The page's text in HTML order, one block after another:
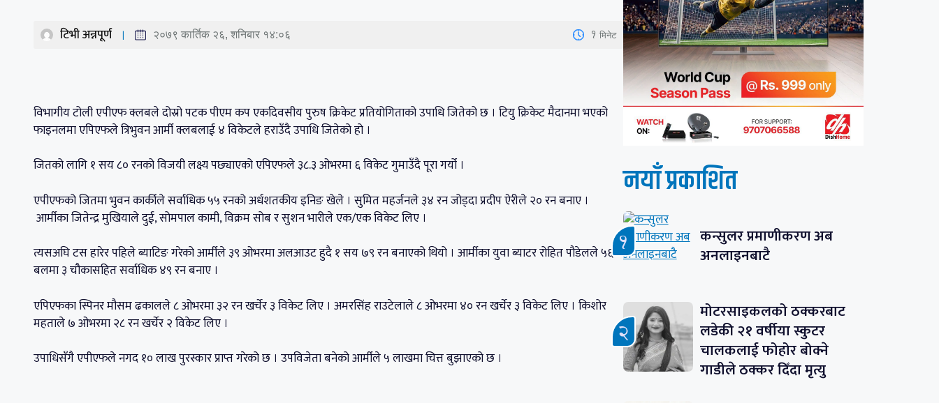
टिभी अन्नपूर्ण २०७९ कार्तिक २६, शनिबार १४:०६ 1 मिनेट
विभागीय टोली एपीएफ क्लबले दोस्रो पटक पीएम कप एकदिवसीय पुरुष क्रिकेट प्रतियोगिताको उपाधि जितेको छ । टियु क्रिकेट मैदानमा भएको
फाइनलमा एपिएफले त्रिभुवन आर्मी क्लबलाई ४ विकेटले हराउँदै उपाधि जितेको हो ।
जितको लागि १ सय ८० रनको विजयी लक्ष्य पछ्याएको एपिएफले ३८.३ ओभरमा ६ विकेट गुमाउँदै पूरा गर्यो ।
एपीएफको जितमा भुवन कार्कीले सर्वाधिक ५५ रनको अर्धशतकीय इनिङ खेले । सुमित महर्जनले ३४ रन जोड्दा प्रदीप ऐरीले २० रन बनाए ।
आर्मीका जितेन्द्र मुखियाले दुई, सोमपाल कामी, विक्रम सोब र सुशन भारीले एक/एक विकेट लिए ।
त्यसअघि टस हारेर पहिले ब्याटिङ गरेको आर्मीले ३९ ओभरमा अलआउट हुदै १ सय ७९ रन बनाएको थियो । आर्मीका युवा ब्याटर रोहित पौडेलले ५६
बलमा ३ चौकासहित सर्वाधिक ४९ रन बनाए ।
एपिएफका स्पिनर मौसम ढकालले ८ ओभरमा ३२ रन खर्चेर ३ विकेट लिए । अमरसिंह राउटेलाले ८ ओभरमा ४० रन खर्चेर ३ विकेट लिए । किशोर
महताले ७ ओभरमा २८ रन खर्चेर २ विकेट लिए ।
उपाधिसँगै एपीएफले नगद १० लाख पुरस्कार प्राप्त गरेको छ । उपविजेता बनेको आर्मीले ५ लाखमा चित्त बुझाएको छ ।
नयाँ प्रकाशित
कन्सुलर प्रमाणीकरण अब
अनलाइनबाटै
मोटरसाइकलको ठक्करबाट
लडेकी २१ वर्षीया स्कुटर
चालकलाई फोहोर बोक्ने
गाडीले ठक्कर दिँदा मृत्यु